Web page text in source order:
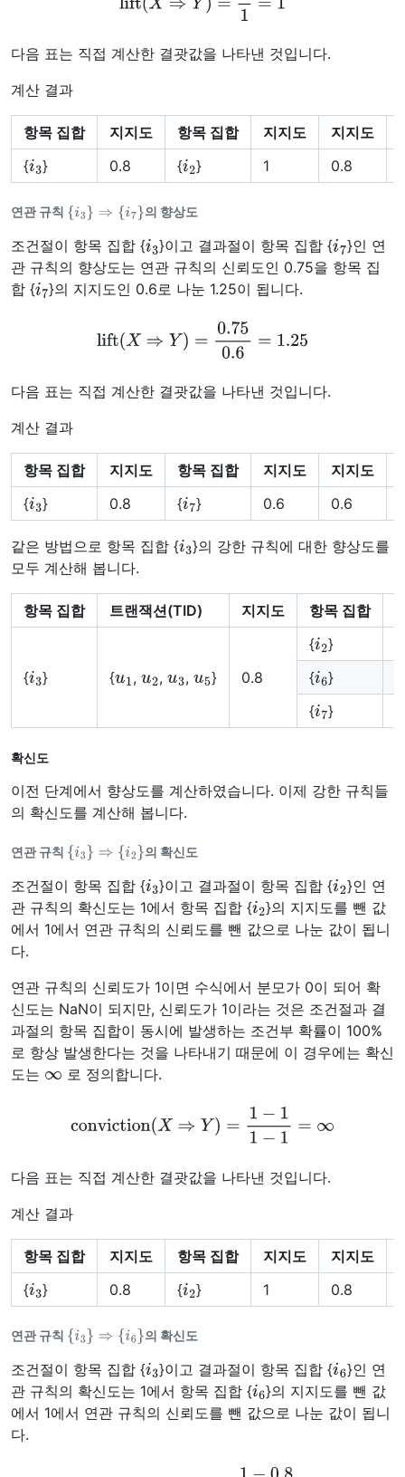
다음 표는 직접 계산한 결괏값을 나타낸 것입니다.
계산 결과
항목 집합 지지도 항목 집합 지지도 지지도
{i3} 0.8 {i2} 1 0.8
연관 규칙 {i3 }⇒ i7 의 향상도
조건절이 항목 집합 {i3}이고 결과절이 항목 집합 {i7}인 연
관 규칙의 향상도는 연관 규칙의 신뢰도인 0.75을 항목 집
합 {i7}의 지지도인 0.6로 나눈 1.25이 됩니다.
0.750.6=
다음 표는 직접 계산한 결괏값을 나타낸 것입니다.
계산 결과
항목 집합 지지도 항목 집합 지지도 지지도
{i3} 0.8 {i7 } 0.6 0.6
같은 방법으로 항목 집합 {i3}의 강한 규칙에 대한 향상도를
모두 계산해 봅니다.
항목 집합 트랜잭션(TID) 지지도 항목 집합
{i3} {u1 , u2 , u3 , u5} 0.8
{i2}
{i6}
{i7 }
확신도
이전 단계에서 향상도를 계산하였습니다. 이제 강한 규칙들
의 확신도를 계산해 봅니다.
연관 규칙 {i3 }⇒ i2 의 확신도
조건절이 항목 집합 {i3}이고 결과절이 항목 집합 {i2}인 연
관 규칙의 확신도는 1에서 항목 집합 {i2}의 지지도를 뺀 값
에서 1에서 연관 규칙의 신뢰도를 뺀 값으로 나눈 값이 됩니
다.
연관 규칙의 신뢰도가 1이면 수식에서 분모가 0이 되어 확
신도는 NaN이 되지만, 신뢰도가 1이라는 것은 조건절과 결
과절의 항목 집합이 동시에 발생하는 조건부 확률이 100%
로 항상 발생한다는 것을 나타내기 때문에 이 경우에는 확신
도는 ∞ 로 정의합니다.
11 −1 =∞
다음 표는 직접 계산한 결괏값을 나타낸 것입니다.
계산 결과
항목 집합 지지도 항목 집합 지지도 지지도
{i3} 0.8 {i2} 1 0.8
연관 규칙 {i3 }⇒ i6 의 확신도
조건절이 항목 집합 {i3}이고 결과절이 항목 집합 {i6}인 연
관 규칙의 확신도는 1에서 항목 집합 {i6}의 지지도를 뺀 값
에서 1에서 연관 규칙의 신뢰도를 뺀 값으로 나눈 값이 됩니
다.
0.81 −0.75=